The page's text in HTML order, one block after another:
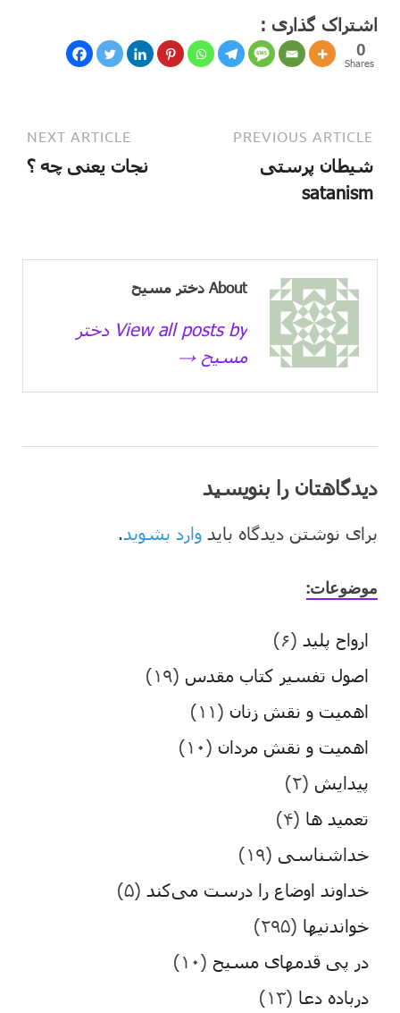
اشتراک گذاری :
0
Shares
PREVIOUS ARTICLE
شیطان پرستی
satanism
NEXT ARTICLE
نجات یعنی چه ؟
About دختر مسیح
View all posts by دختر
مسیح →
دیدگاهتان را بنویسید
برای نوشتن دیدگاه باید وارد بشوید.
موضوعات:
ارواح پلید (۶)
اصول تفسیر کتاب مقدس (۱۹)
اهمیت و نقش زنان (۱۱)
اهمیت و نقش مردان (۱۰)
پیدایش (۲)
تعمید ها (۴)
خداشناسی (۱۹)
خداوند اوضاع را درست می‌کند (۵)
خواندنیها (۲۹۵)
در پی قدمهای مسیح (۱۰)
درباده دعا (۱۳)